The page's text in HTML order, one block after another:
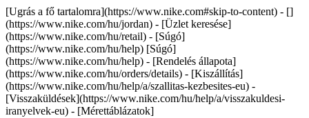
[Ugrás a fő tartalomra](https://www.nike.com#skip-to-content) - []
(https://www.nike.com/hu/jordan) - [Üzlet keresése]
(https://www.nike.com/hu/retail) - [Súgó]
(https://www.nike.com/hu/help) [Súgó]
(https://www.nike.com/hu/help) - [Rendelés állapota]
(https://www.nike.com/hu/orders/details) - [Kiszállítás]
(https://www.nike.com/hu/help/a/szallitas-kezbesites-eu) -
[Visszaküldések](https://www.nike.com/hu/help/a/visszakuldesi-
iranyelvek-eu) - [Mérettáblázatok]